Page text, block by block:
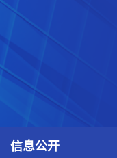
信息公开